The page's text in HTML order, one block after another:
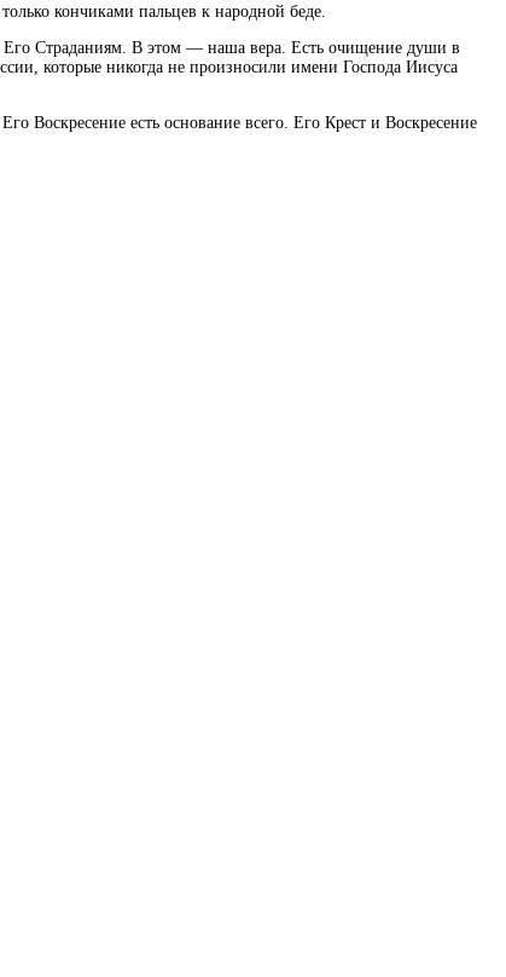
кончиками пальцев к народной беде.
Его Страданиям. В этом — наша вера. Есть очищение души в
которые никогда не произносили имени Господа Иисуса
есть основание всего. Его Крест и Воскресение